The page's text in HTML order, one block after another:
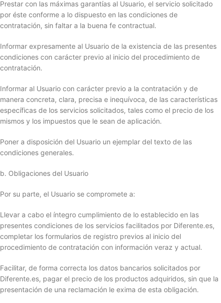
Prestar con las máximas garantías al Usuario, el servicio solicitado
por éste conforme a lo dispuesto en las condiciones de
contratación, sin faltar a la buena fe contractual.
Informar expresamente al Usuario de la existencia de las presentes
condiciones con carácter previo al inicio del procedimiento de
contratación.
Informar al Usuario con carácter previo a la contratación y de
manera concreta, clara, precisa e inequívoca, de las características
específicas de los servicios solicitados, tales como el precio de los
mismos y los impuestos que le sean de aplicación.
Poner a disposición del Usuario un ejemplar del texto de las
condiciones generales.
b. Obligaciones del Usuario
Por su parte, el Usuario se compromete a:
Llevar a cabo el íntegro cumplimiento de lo establecido en las
presentes condiciones de los servicios facilitados por Diferente.es,
completar los formularios de registro previos al inicio del
procedimiento de contratación con información veraz y actual.
Facilitar, de forma correcta los datos bancarios solicitados por
Diferente.es, pagar el precio de los productos adquiridos, sin que la
presentación de una reclamación le exima de esta obligación.